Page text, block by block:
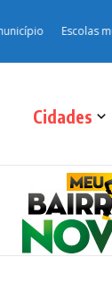
Escolas
Cidades